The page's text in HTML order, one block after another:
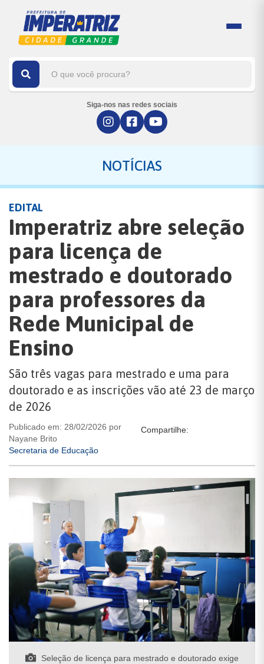
Siga-nos nas redes sociais
NOTÍCIAS
EDITAL
Imperatriz abre seleção
para licença de
mestrado e doutorado
para professores da
Rede Municipal de
Ensino
São três vagas para mestrado e uma para
doutorado e as inscrições vão até 23 de março
de 2026
Publicado em: 28/02/2026 por
Nayane Brito
Secretaria de Educação
Compartilhe:
Seleção de licença para mestrado e doutorado exige